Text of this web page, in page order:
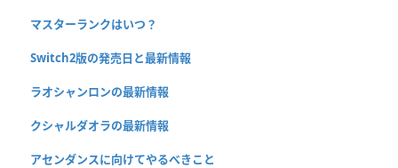
マスターランクはいつ？
Switch2版の発売日と最新情報
ラオシャンロンの最新情報
クシャルダオラの最新情報
アセンダンスに向けてやるべきこと